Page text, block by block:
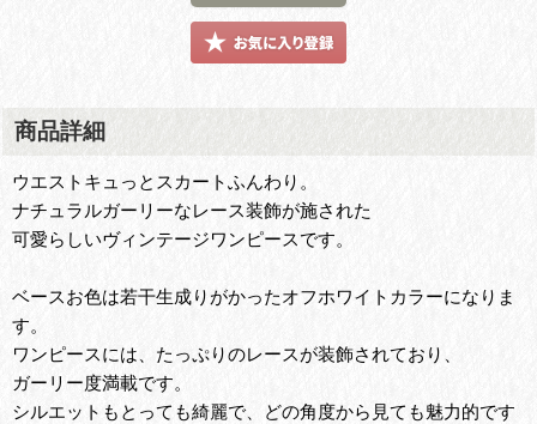
商品詳細
ウエストキュっとスカートふんわり。
ナチュラルガーリーなレース装飾が施された
可愛らしいヴィンテージワンピースです。
ベースお色は若干生成りがかったオフホワイトカラーになりま
す。
ワンピースには、たっぷりのレースが装飾されており、
ガーリー度満載です。
シルエットもとっても綺麗で、どの角度から見ても魅力的です